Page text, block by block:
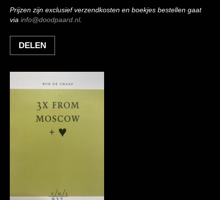
Prijzen zijn exclusief verzendkosten en boekjes bestellen gaat
via info@doodpaard.nl.
DELEN